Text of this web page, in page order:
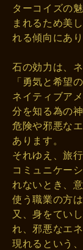
ターコイズの
まれるため美
れる傾向にあり
石の効力は、
「勇気と希望
ネイティブア
分を知る為の
危険や邪悪な
あります。
それゆえ、旅
コミュニケー
れないとき、
使う職業の方
又、身をてい
れ、邪悪なエ
現れるという